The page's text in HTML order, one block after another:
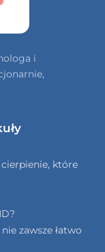
i
które
zawsze łatwo